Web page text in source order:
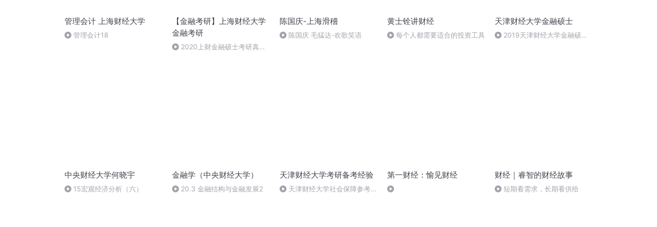
管理会计 上海财经大学
管理会计18
【金融考研】上海财经大学
金融考研
2020上财金融硕士考研真题
陈国庆-上海滑稽
陈国庆 毛猛达-欢歌笑语
黄士铨讲财经
每个人都需要适合的投资工具
天津财经大学金融硕士
2019天津财经大学金融硕士
中央财经大学何晓宇
15宏观经济分析（六）
金融学（中央财经大学）
20.3 金融结构与金融发展2
天津财经大学考研备考经验
天津财经大学社会保障参考书
第一财经：愉见财经 财经｜睿智的财经故事
短期看需求，长期看供给